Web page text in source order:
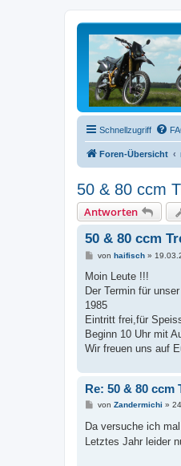
Schnellzugriff
Foren-Übersicht
50 & 80 ccm
Antworten
50 & 80 ccm
B
i
r
a
von haifisch»
Moin Leute !!!
Der Termin für
1985
Eintritt frei,für
Beginn 10 Uhr mit
Wir freuen uns auf
Re: 50 & 80 ccm
B
i
t
r
von Zandermichi »
Da versuche ich
Letztes Jahr leider